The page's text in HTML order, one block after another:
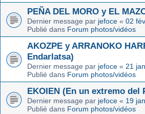
PEÑA DEL MORO y EL
Dernier message par jefoce « 02
Publié dans Forum photos/vidéos
AKOZPE y ARRANOKO
Endarlatsa)
Dernier message par jefoce « 21
Publié dans Forum photos/vidéos
EKOIEN (En un extremo del
Dernier message par jefoce « 19
Publié dans Forum photos/vidéos